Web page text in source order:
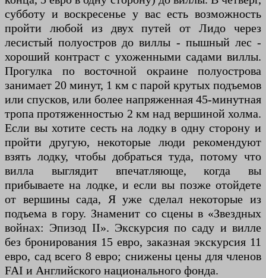
субботу и воскресенье у вас есть возможность
пройти любой из двух путей от Лидо через
лесистый полуостров до виллы - пышный лес -
хороший контраст с ухоженными садами виллы.
Прогулка по восточной окраине полуострова
занимает 20 минут, 1 км с парой крутых подъемов
или спусков, или более напряженная 45-минутная
тропа протяженностью 2 км над вершиной холма.
Если вы хотите сесть на лодку в одну сторону и
пройти другую, некоторые люди рекомендуют
взять лодку, чтобы добраться туда, потому что
вилла выглядит впечатляюще, когда вы
прибываете на лодке, и если вы позже отойдете
от вершины сада, Я уже сделал некоторые из
подъема в гору. Знаменит со сцены в «Звездных
войнах: Эпизод II». Экскурсия по саду и вилле
без бронирования 15 евро, заказная экскурсия 11
евро, сад всего 8 евро; снижены цены для членов
FAI и Английского национального фонда.